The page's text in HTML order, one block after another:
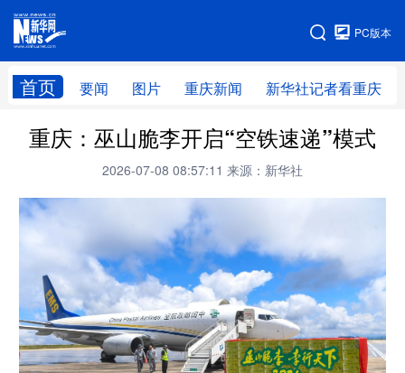
PC版本
首页 要闻 图片 重庆新闻 新华社记者看重庆
网站地图
重庆：巫山脆李开启“空铁速递”模式
2026-07-08 08:57:11 来源：新华社